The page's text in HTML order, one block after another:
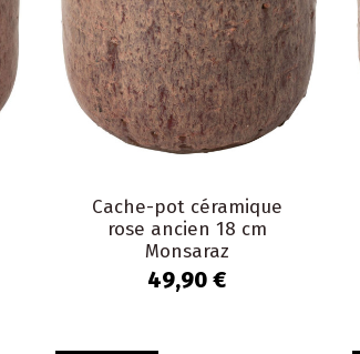
Cache-pot céramique
rose ancien 18 cm
Monsaraz
49,90 €